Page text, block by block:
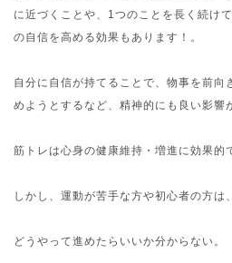
に近づくことや、1つのことを長く続け
の自信を高める効果もあります！。
自分に自信が持てることで、物事を前向
めようとするなど、精神的にも良い影響
筋トレは心身の健康維持・増進に効果的
しかし、運動が苦手な方や初心者の方は、
どうやって進めたらいいか分からない。